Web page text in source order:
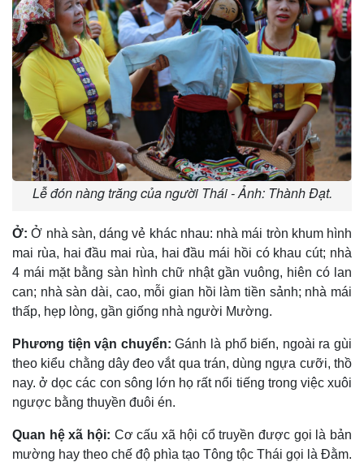
Lễ đón nàng trăng của người Thái - Ảnh: Thành Đạt.
Ở: Ở nhà sàn, dáng vẻ khác nhau: nhà mái tròn khum hình
mai rùa, hai đầu mai rùa, hai đầu mái hồi có khau cút; nhà
4 mái mặt bằng sàn hình chữ nhật gần vuông, hiên có lan
can; nhà sàn dài, cao, mỗi gian hồi làm tiền sảnh; nhà mái
thấp, hẹp lòng, gần giống nhà người Mường.
Phương tiện vận chuyển: Gánh là phổ biến, ngoài ra gùi
theo kiểu chằng dây đeo vắt qua trán, dùng ngựa cưỡi, thồ
nay. ở dọc các con sông lớn họ rất nổi tiếng trong việc xuôi
ngược bằng thuyền đuôi én.
Quan hệ xã hội: Cơ cấu xã hội cổ truyền được gọi là bản
mường hay theo chế độ phìa tạo Tông tộc Thái gọi là Ðằm.